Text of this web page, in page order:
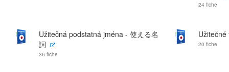
24 fiche
Užitečná podstatná jména - 使える名
詞
36 fiche
20 fiche